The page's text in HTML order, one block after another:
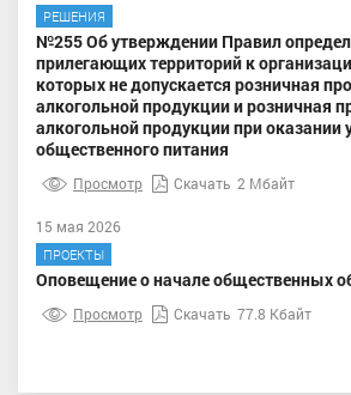
РЕШЕНИЯ
№255 Об утверждении Правил
прилегающих территорий к
которых не допускается розничная
алкогольной продукции и розничная
алкогольной продукции при оказании
общественного питания
Просмотр Скачать 2 Мбайт
15 мая 2026
ПРОЕКТЫ
Оповещение о начале общественных
Просмотр Скачать 77.8 Кбайт